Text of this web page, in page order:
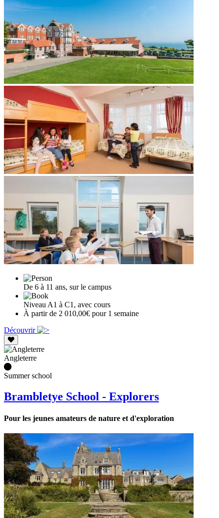
De 6 à 11 ans, sur le campus
Niveau A1 à C1, avec cours
À partir de 2 010,00€ pour 1 semaine
Découvrir
Angleterre
Summer school
Brambletye School - Explorers
Pour les jeunes amateurs de nature et d'exploration